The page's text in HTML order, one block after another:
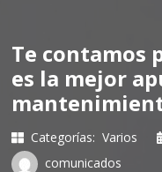
Te contamos
es la mejor
Categorías: Varios
comunicados